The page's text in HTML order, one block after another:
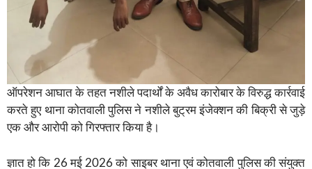
ऑपरेशन आघात के तहत नशीले पदार्थों के अवैध कारोबार के विरुद्ध कार्रवाई
करते हुए थाना कोतवाली पुलिस ने नशीले बुट्रम इंजेक्शन की बिक्री से जुड़े
एक और आरोपी को गिरफ्तार किया है।
ज्ञात हो कि 26 मई 2026 को साइबर थाना एवं कोतवाली पुलिस की संयुक्त